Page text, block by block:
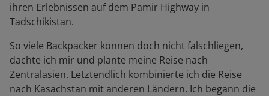
ihren Erlebnissen auf dem Pamir Highway in
Tadschikistan.
So viele Backpacker können doch nicht falschliegen,
dachte ich mir und plante meine Reise nach
Zentralasien. Letztendlich kombinierte ich die Reise
nach Kasachstan mit anderen Ländern. Ich begann die